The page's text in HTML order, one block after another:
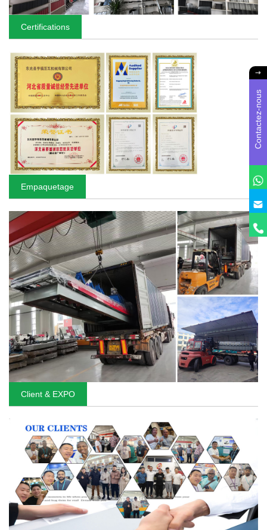
Certifications
Empaquetage
Client & EXPO
Contactez-nous